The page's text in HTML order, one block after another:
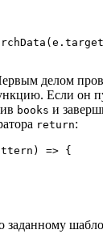
делом
Если он
books и
return:
=> {
заданному